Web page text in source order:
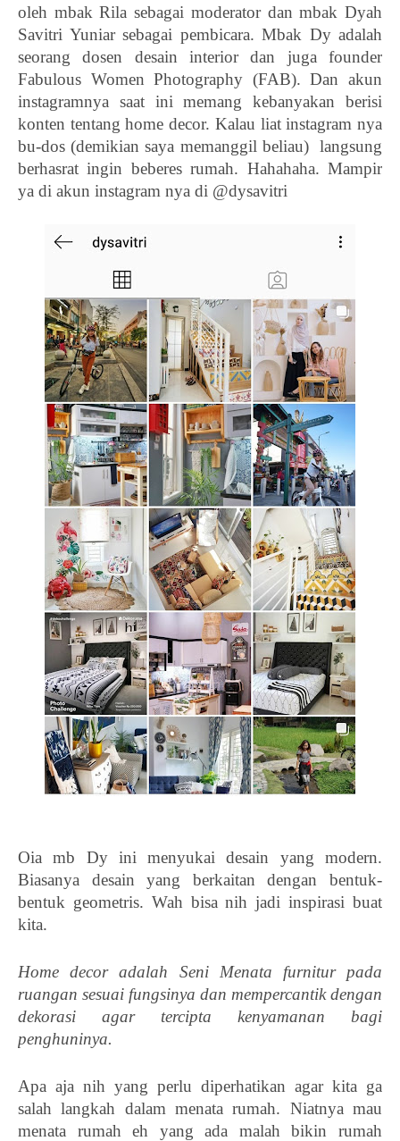
oleh mbak Rila sebagai moderator dan mbak Dyah
Savitri Yuniar sebagai pembicara. Mbak Dy adalah
seorang dosen desain interior dan juga founder
Fabulous Women Photography (FAB). Dan akun
instagramnya saat ini memang kebanyakan berisi
konten tentang home decor. Kalau liat instagram nya
bu-dos (demikian saya memanggil beliau)  langsung
berhasrat ingin beberes rumah. Hahahaha. Mampir
ya di akun instagram nya di @dysavitri
Oia mb Dy ini menyukai desain yang modern.
Biasanya desain yang berkaitan dengan bentuk-
bentuk geometris. Wah bisa nih jadi inspirasi buat
kita.
Home decor adalah Seni Menata furnitur pada
ruangan sesuai fungsinya dan mempercantik dengan
dekorasi agar tercipta kenyamanan bagi
penghuninya.
Apa aja nih yang perlu diperhatikan agar kita ga
salah langkah dalam menata rumah. Niatnya mau
menata rumah eh yang ada malah bikin rumah